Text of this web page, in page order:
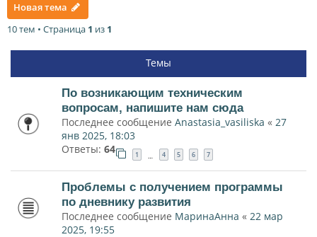
Новая тема
10 тем • Страница 1 из 1
Темы
По возникающим техническим
вопросам, напишите нам сюда
Последнее сообщение Anastasia_vasiliska « 27
янв 2025, 18:03
Ответы: 64 1 … 4 5 6 7
Проблемы с получением программы
по дневнику развития
Последнее сообщение МаринаАнна « 22 мар
2025, 19:55